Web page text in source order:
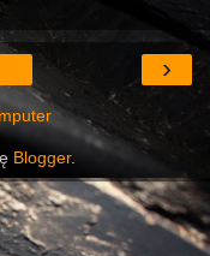
›
Blogger.